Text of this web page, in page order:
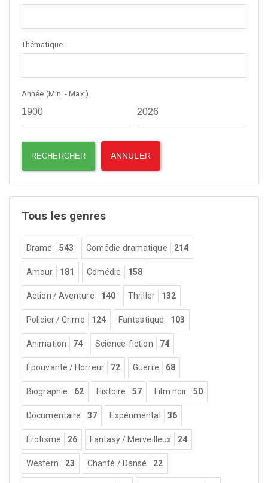
Thématique
Année (Min. - Max.)
Tous les genres
Drame 543 Comédie dramatique 214
Amour 181 Comédie 158
Action / Aventure 140 Thriller 132
Policier / Crime 124 Fantastique 103
Animation 74 Science-fiction 74
Épouvante / Horreur 72 Guerre 68
Biographie 62 Histoire 57 Film noir 50
Documentaire 37 Expérimental 36
Érotisme 26 Fantasy / Merveilleux 24
Western 23 Chanté / Dansé 22